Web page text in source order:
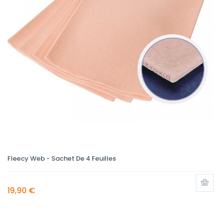
Fleecy Web - Sachet De 4 Feuilles
19,90 €